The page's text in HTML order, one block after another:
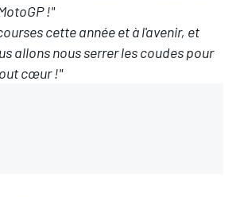
!"
cette année et à l'avenir, et
allons nous serrer les coudes pour
cœur !"